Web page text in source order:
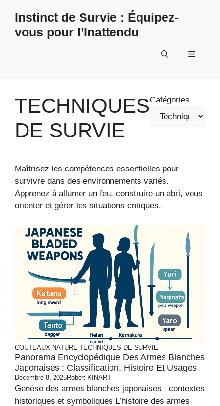
contenu
Instinct de Survie : Équipez-
vous pour l’Inattendu
Menu
TECHNIQUES
DE SURVIE
Catégories
Maîtrisez les compétences essentielles pour
survivre dans des environnements variés.
Apprenez à allumer un feu, construire un abri, vous
orienter et gérer les situations critiques.
COUTEAUX NATURE TECHNIQUES DE SURVIE
Panorama Encyclopédique Des Armes Blanches
Japonaises : Classification, Histoire Et Usages
Décembre 8, 2025Robert KINART
Genèse des armes blanches japonaises : contextes
historiques et symboliques L’histoire des armes